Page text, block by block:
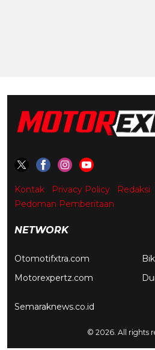
Kontak Privacy Policy Redaksi
Pedoman Pemberitaan
NETWORK
Otomotifxtra.com
Motorexpertz.com
Semaraknews.co.id
© 2026. All rights